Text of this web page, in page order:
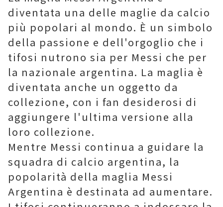
diventata una delle maglie da calcio
più popolari al mondo. È un simbolo
della passione e dell'orgoglio che i
tifosi nutrono sia per Messi che per
la nazionale argentina. La maglia è
diventata anche un oggetto da
collezione, con i fan desiderosi di
aggiungere l'ultima versione alla
loro collezione.
Mentre Messi continua a guidare la
squadra di calcio argentina, la
popolarità della maglia Messi
Argentina è destinata ad aumentare.